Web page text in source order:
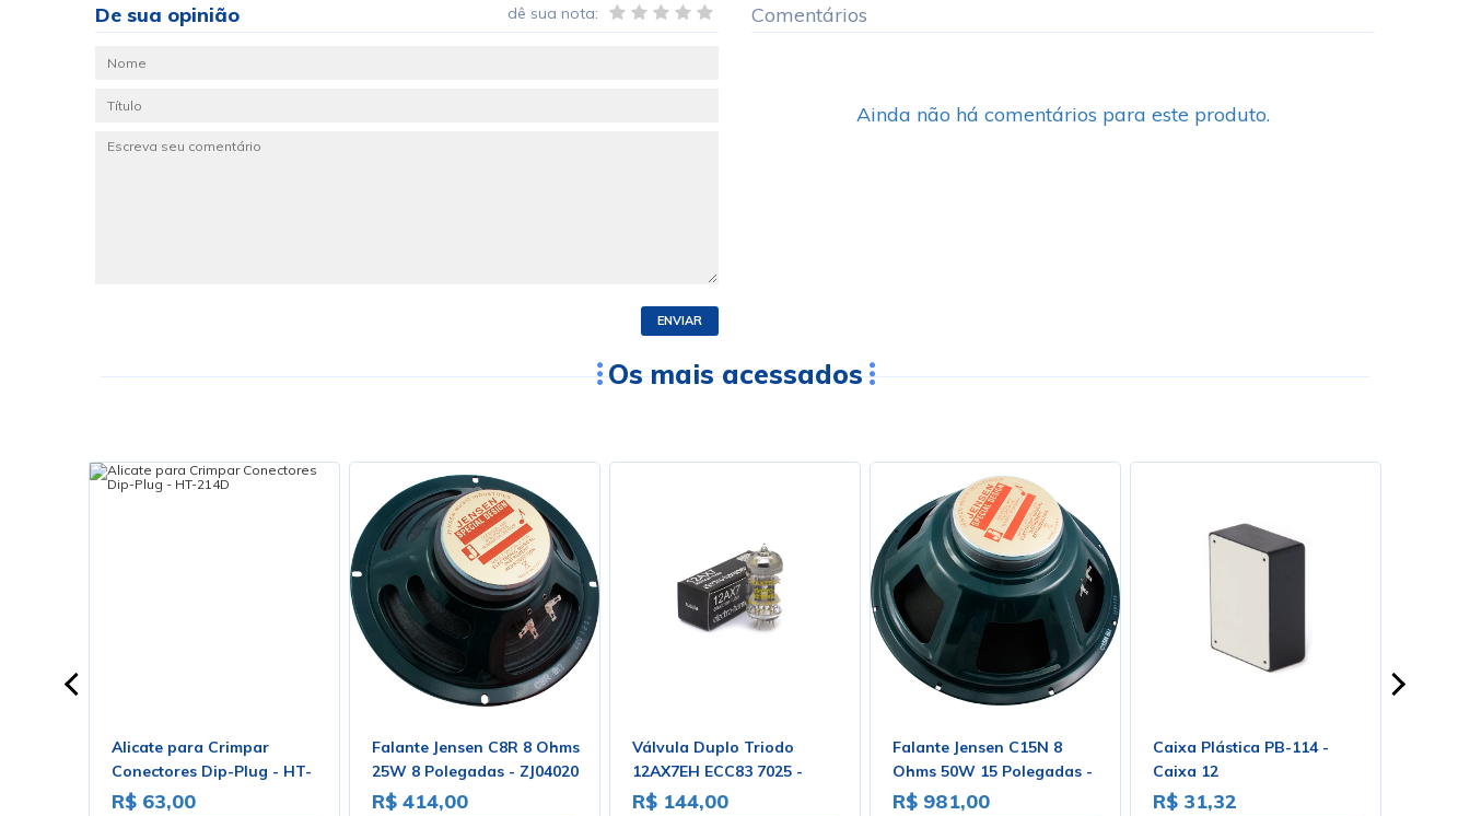
De sua opinião dê sua nota:
ENVIAR
Comentários
Ainda não há comentários para este produto.
Os mais acessados
Alicate para Crimpar
Conectores Dip-Plug - HT-
214D
R$ 63,00
Falante Jensen C8R 8 Ohms
25W 8 Polegadas - ZJ04020
R$ 414,00
Válvula Duplo Triodo
12AX7EH ECC83 7025 -
Electro-Harmonix
R$ 144,00
Falante Jensen C15N 8
Ohms 50W 15 Polegadas -
ZJ07050
R$ 981,00
Caixa Plástica PB-114 -
Caixa 12
R$ 31,32